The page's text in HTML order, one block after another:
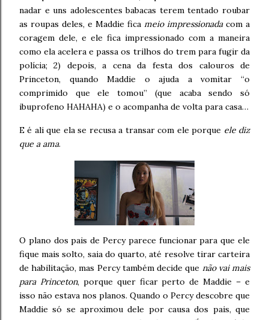
nadar e uns adolescentes babacas terem tentado roubar
as roupas deles, e Maddie fica meio impressionadacom a
coragem dele, e ele fica impressionado com a maneira
como ela acelera e passa os trilhos do trem para fugir da
polícia; 2) depois, a cena da festa dos calouros de
Princeton, quando Maddie o ajuda a vomitar “o
comprimido que ele tomou” (que acaba sendo só
ibuprofeno HAHAHA) e o acompanha de volta para casa…
E é ali que ela se recusa a transar com ele porque ele diz
que a ama.
O plano dos pais de Percy parece funcionar para que ele
fique mais solto, saia do quarto, até resolve tirar carteira
de habilitação, mas Percy também decide que não vai mais
para Princeton, porque quer ficar perto de Maddie – e
isso não estava nos planos. Quando o Percy descobre que
Maddie só se aproximou dele por causa dos pais, que